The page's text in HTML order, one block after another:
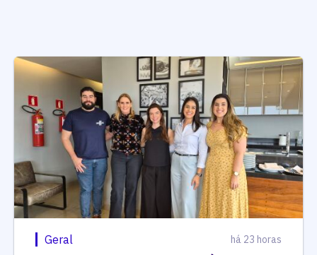
Geral há 23 horas